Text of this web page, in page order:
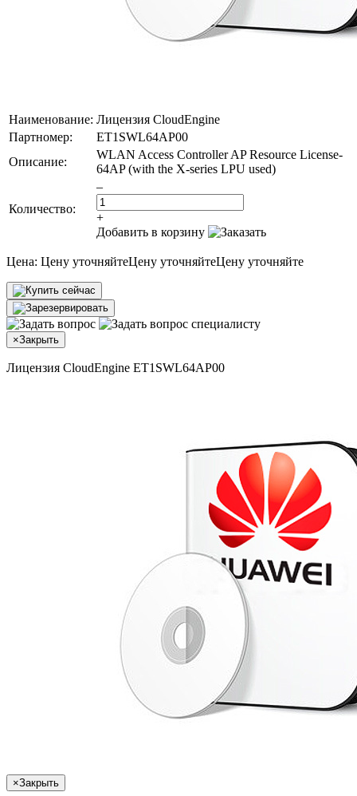
Наименование: Лицензия CloudEngine
Партномер:
ET1SWL64AP00
Описание:
WLAN Access Controller AP Resource License-
64AP (with the X-series LPU used)
Количество:
–
+
Добавить в корзину
Цена: Цену уточняйтеЦену уточняйтеЦену уточняйте
×Закрыть
Лицензия CloudEngine ET1SWL64AP00
×Закрыть